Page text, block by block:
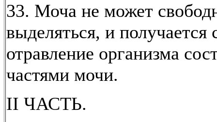
33. Моча не может
выделяться, и получается
отравление организма
частями мочи.
II ЧАСТЬ.